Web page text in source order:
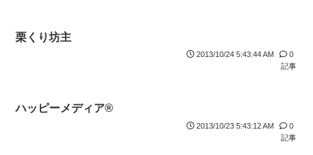
栗くり坊主
2013/10/24 5:43:44 AM
0
記事
ハッピーメディア®
2013/10/23 5:43:12 AM
0
記事